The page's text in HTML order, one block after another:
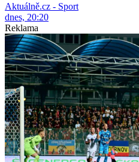
Aktuálně.cz - Sport
dnes, 20:20
Reklama